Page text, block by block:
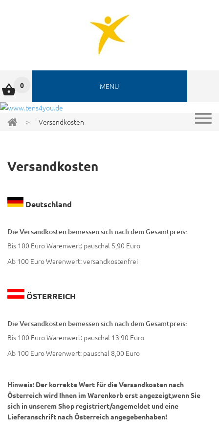
0 MENU
> Versandkosten
Versandkosten
Deutschland
Die Versandkosten bemessen sich nach dem Gesamtpreis:
Bis 100 Euro Warenwert: pauschal 5,90 Euro
Ab 100 Euro Warenwert: versandkostenfrei
ÖSTERREICH
Die Versandkosten bemessen sich nach dem Gesamtpreis:
Bis 100 Euro Warenwert: pauschal 13,90 Euro
Ab 100 Euro Warenwert: pauschal 8,00 Euro
Hinweis: Der korrekte Wert für die Versandkosten nach
Österreich wird Ihnen im Warenkorb erst angezeigt,wenn Sie
sich in unserem Shop registriert/angemeldet und eine
Lieferanschrift nach Österreich angegebenhaben!